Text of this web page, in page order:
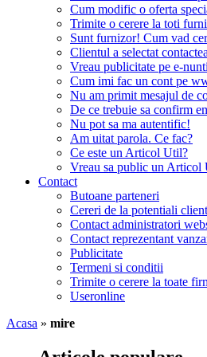
Cum modific o oferta
Trimite o cerere la toti
Sunt furnizor! Cum vad
Clientul a selectat
Vreau publicitate pe e-
Cum imi fac un cont pe
Nu am primit mesajul de
De ce trebuie sa confirm
Nu pot sa ma autentific!
Am uitat parola. Ce fac?
Ce este un Articol Util?
Vreau sa public un Articol
Contact
Butoane parteneri
Cereri de la potentiali
Contact administratori
Contact reprezentant
Publicitate
Termeni si conditii
Trimite o cerere la toate
Useronline
Acasa » mire